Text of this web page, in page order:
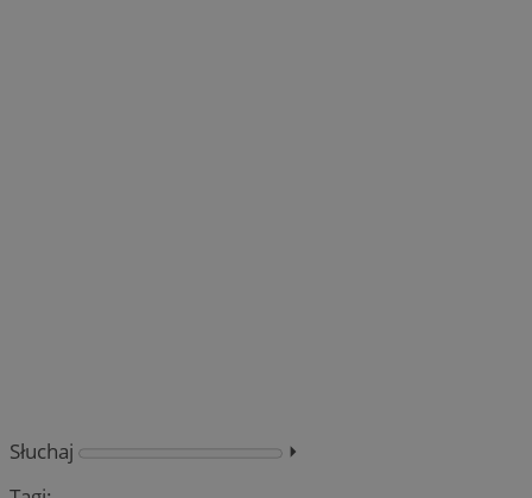
Słuchaj
⏵︎